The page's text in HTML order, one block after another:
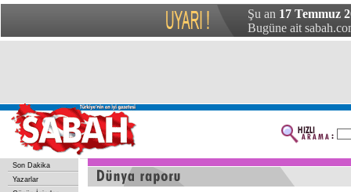
Şu an 17 Temmuz
Bugüne ait
Son Dakika
Yazarlar